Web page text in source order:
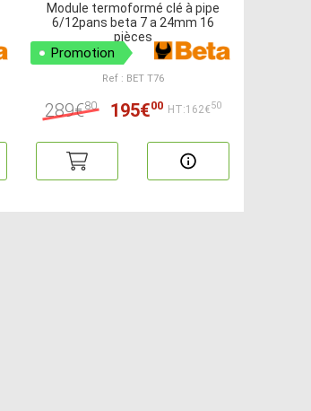
Module termoformé clé à pipe
6/12pans beta 7 a 24mm 16
pièces
Promotion
Ref : BET T76
289€80 195€00 HT:162€50